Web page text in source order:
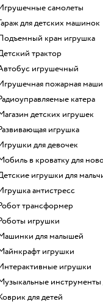
Игрушечные самолеты
Гараж для детских машинок
Подъемный кран игрушка
Детский трактор
Автобус игрушечный
Игрушечная пожарная
Радиоуправляемые катера
Магазин детских игрушек
Развивающая игрушка
Игрушки для девочек
Мобиль в кроватку для
Детские игрушки для
Игрушка антистресс
Робот трансформер
Роботы игрушки
Машинки для малышей
Майнкрафт игрушки
Интерактивные игрушки
Музыкальные инструменты
Коврик для детей